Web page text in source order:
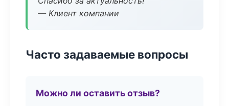
— Клиент компании
Часто задаваемые вопросы
Можно ли оставить отзыв?